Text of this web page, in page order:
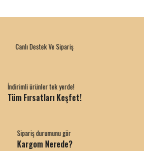
Canlı Destek Ve Sipariş
İndirimli ürünler tek yerde!
Tüm Fırsatları Keşfet!
Sipariş durumunu gör
Kargom Nerede?